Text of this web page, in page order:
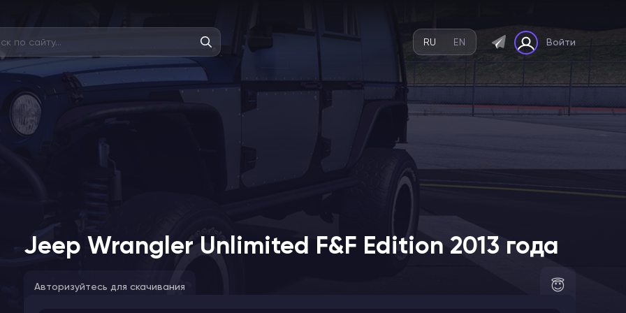
RU EN Войти
Jeep Wrangler Unlimited F&F Edition 2013 года
Авторизуйтесь для скачивания 😇